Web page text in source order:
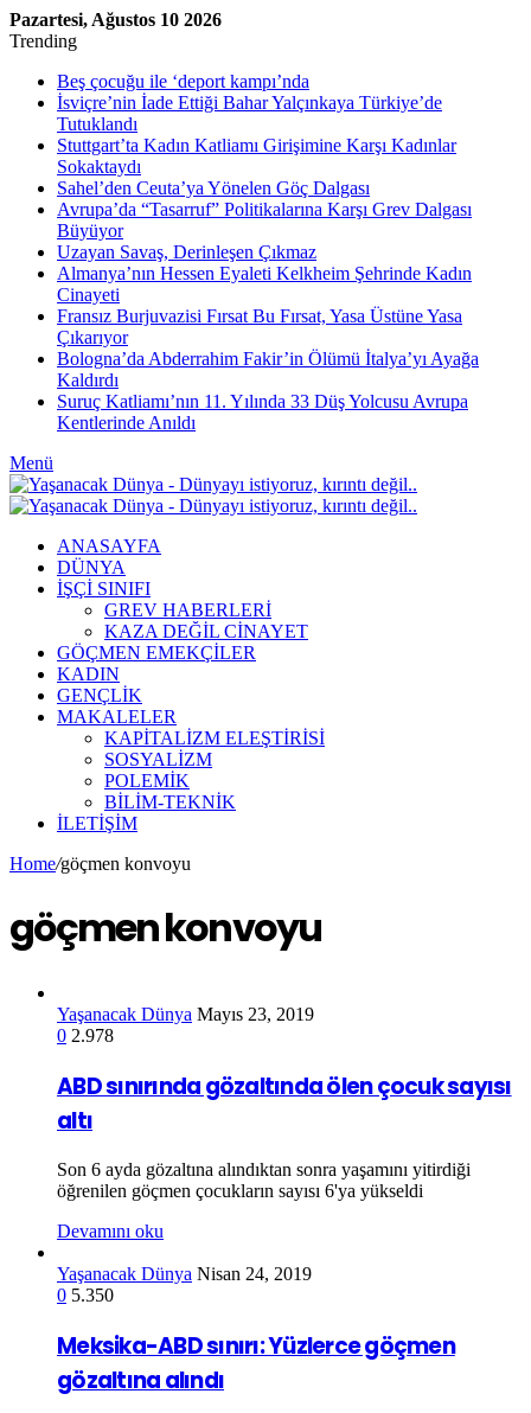
Pazartesi, Ağustos 10 2026
Trending
Beş çocuğu ile ‘deport kampı’nda
İsviçre’nin İade Ettiği Bahar Yalçınkaya Türkiye’de
Tutuklandı
Stuttgart’ta Kadın Katliamı Girişimine Karşı Kadınlar
Sokaktaydı
Sahel’den Ceuta’ya Yönelen Göç Dalgası
Avrupa’da “Tasarruf” Politikalarına Karşı Grev Dalgası
Büyüyor
Uzayan Savaş, Derinleşen Çıkmaz
Almanya’nın Hessen Eyaleti Kelkheim Şehrinde Kadın
Cinayeti
Fransız Burjuvazisi Fırsat Bu Fırsat, Yasa Üstüne Yasa
Çıkarıyor
Bologna’da Abderrahim Fakir’in Ölümü İtalya’yı Ayağa
Kaldırdı
Suruç Katliamı’nın 11. Yılında 33 Düş Yolcusu Avrupa
Kentlerinde Anıldı
Menü
ANASAYFA
DÜNYA
İŞÇİ SINIFI
GREV HABERLERİ
KAZA DEĞİL CİNAYET
GÖÇMEN EMEKÇİLER
KADIN
GENÇLİK
MAKALELER
KAPİTALİZM ELEŞTİRİSİ
SOSYALİZM
POLEMİK
BİLİM-TEKNİK
ILETIŞIM
Home/göçmen konvoyu
göçmen konvoyu
Yaşanacak Dünya Mayıs 23, 2019
0 2.978
ABD sınırında gözaltında ölen çocuk sayısı
altı
Son 6 ayda gözaltına alındıktan sonra yaşamını yitirdiği
öğrenilen göçmen çocukların sayısı 6'ya yükseldi
Devamını oku
Yaşanacak Dünya Nisan 24, 2019
0 5.350
Meksika-ABD sınırı: Yüzlerce göçmen
gözaltına alındı